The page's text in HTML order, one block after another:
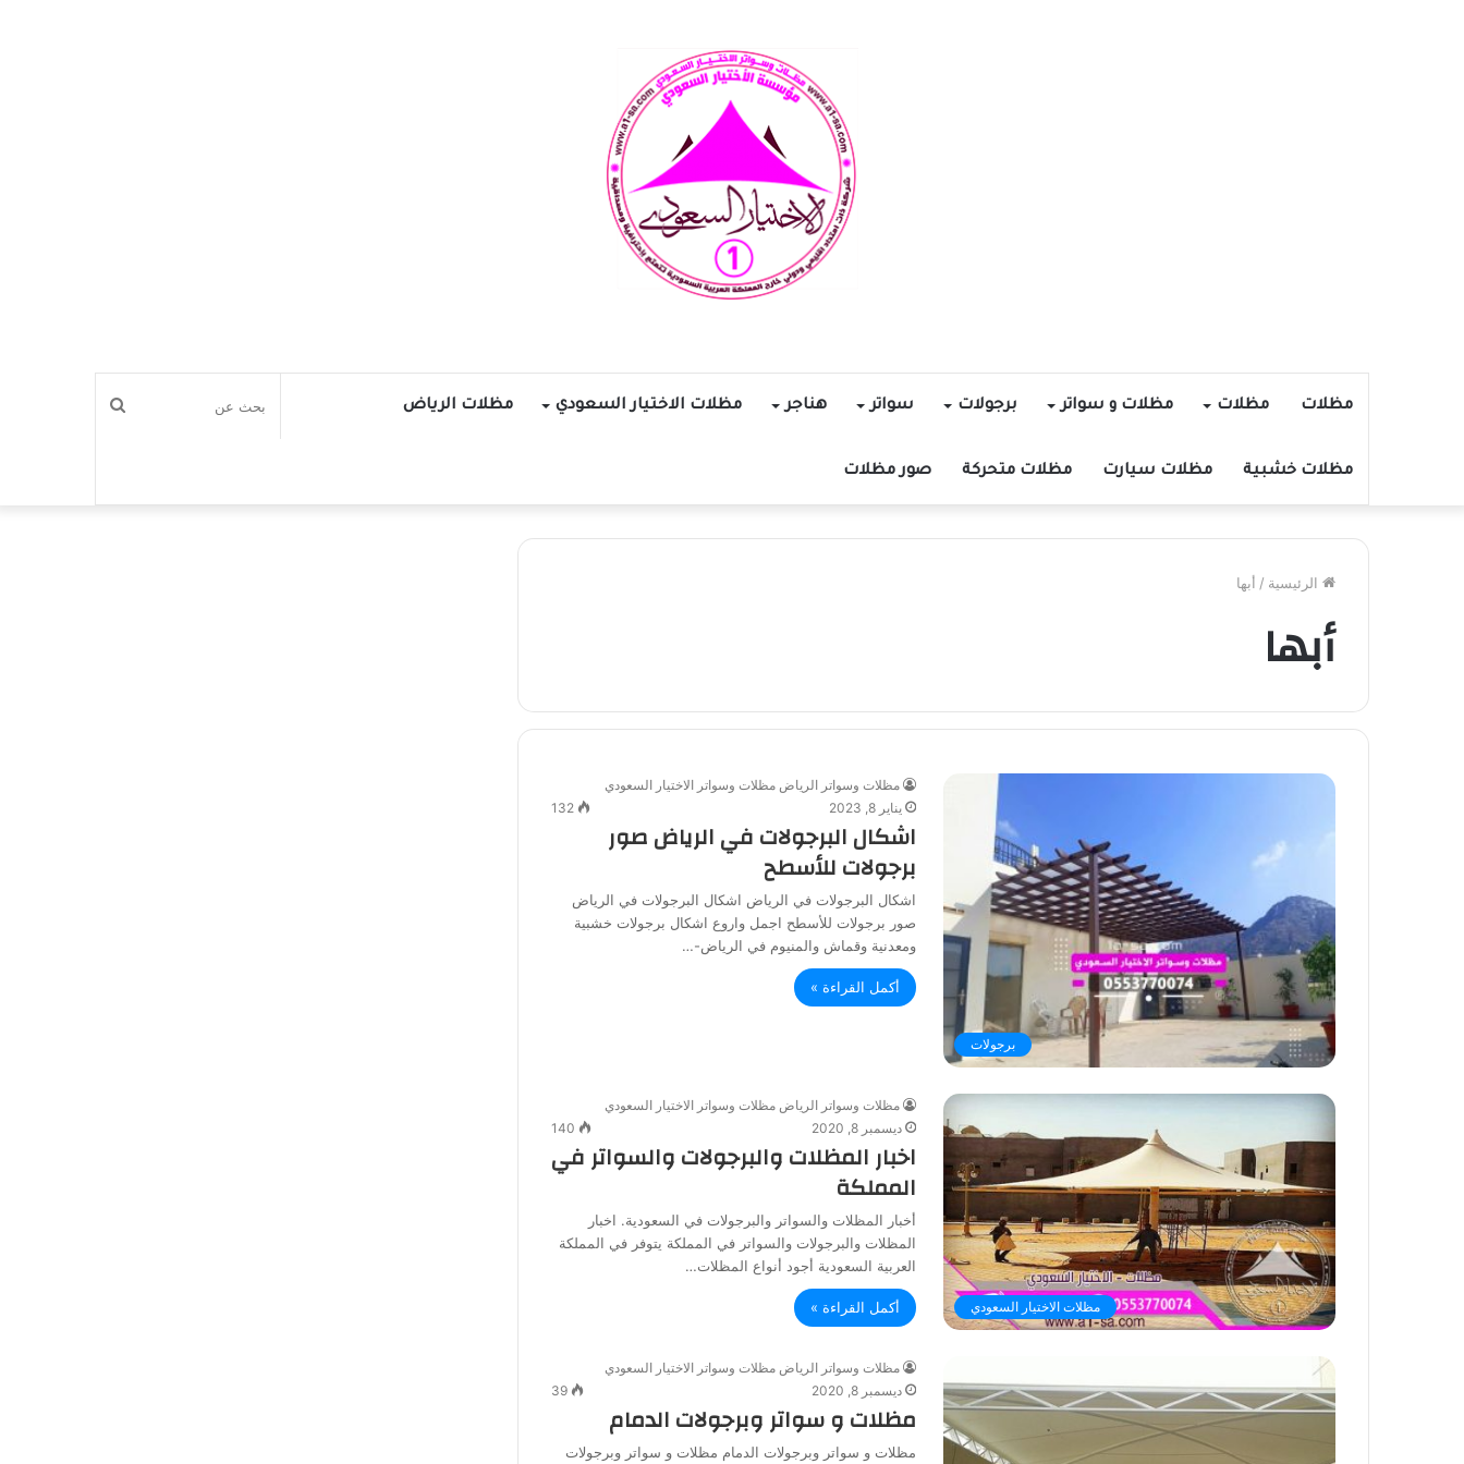
مظلات مظلات مظلات و سواتر برجولات سواتر هناجر مظلات الاختيار السعودي مظلات الرياض
مظلات خشبية مظلات سيارت مظلات متحركة صور مظلات
بحث
الرئيسية / أبها
أبها
برجولات
مظلات وسواتر الرياض مظلات وسواتر الاختيار السعودي
يناير 8, 2023
132
اشكال البرجولات في الرياض صور
برجولات للأسطح
اشكال البرجولات في الرياض اشكال البرجولات في الرياض
صور برجولات للأسطح اجمل واروع اشكال برجولات خشبية
ومعدنية وقماش والمنيوم في الرياض-…
أكمل القراءة »
مظلات الاختيار السعودي
مظلات وسواتر الرياض مظلات وسواتر الاختيار السعودي
ديسمبر 8, 2020
140
اخبار المظلات والبرجولات والسواتر في
المملكة
أخبار المظلات والسواتر والبرجولات في السعودية. اخبار
المظلات والبرجولات والسواتر في المملكة يتوفر في المملكة
العربية السعودية أجود أنواع المظلات…
أكمل القراءة »
مظلات وسواتر الرياض مظلات وسواتر الاختيار السعودي
ديسمبر 8, 2020
39
مظلات و سواتر وبرجولات الدمام
مظلات و سواتر وبرجولات الدمام مظلات و سواتر وبرجولات